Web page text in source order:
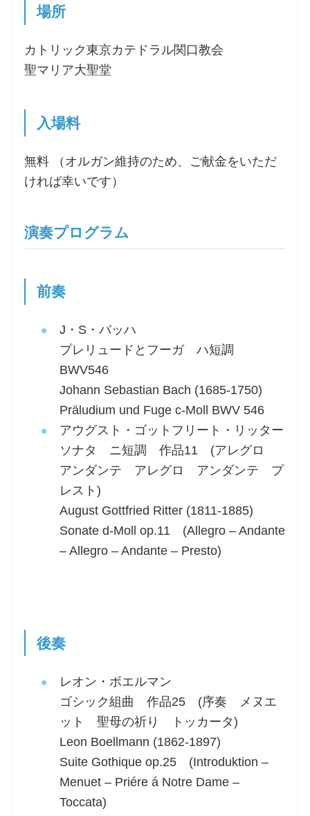
場所
カトリック東京カテドラル関口教会
聖マリア大聖堂
入場料
無料 （オルガン維持のため、ご献金をいただ
ければ幸いです）
演奏プログラム
前奏
J・S・バッハ
プレリュードとフーガ ハ短調
BWV546
Johann Sebastian Bach (1685-1750)
Präludium und Fuge c-Moll BWV 546
アウグスト・ゴットフリート・リッター
ソナタ ニ短調 作品11 (アレグロ
アンダンテ アレグロ アンダンテ プ
レスト)
August Gottfried Ritter (1811-1885)
Sonate d-Moll op.11 (Allegro – Andante
– Allegro – Andante – Presto)
後奏
レオン・ボエルマン
ゴシック組曲 作品25 (序奏 メヌエ
ット 聖母の祈り トッカータ)
Leon Boellmann (1862-1897)
Suite Gothique op.25 (Introduktion –
Menuet – Priére á Notre Dame –
Toccata)